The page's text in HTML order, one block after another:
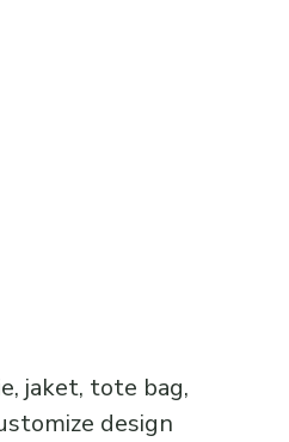
jaket, tote bag,
design